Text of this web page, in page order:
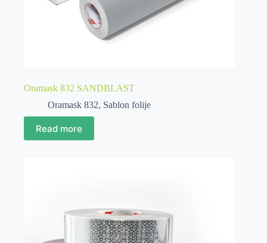
Oramask 832 SANDBLAST
Oramask 832, Sablon folije
Read more